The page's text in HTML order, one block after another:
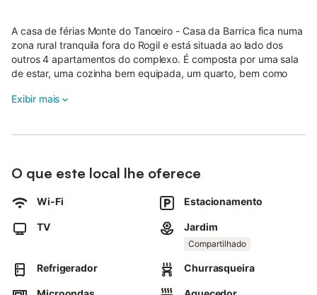
A casa de férias Monte do Tanoeiro - Casa da Barrica fica numa
zona rural tranquila fora do Rogil e está situada ao lado dos
outros 4 apartamentos do complexo. É composta por uma sala
de estar, uma cozinha bem equipada, um quarto, bem como
crianças pequenas adicionais podem ser alojadas no sofá-cama
Esta propriedade apresenta um jardim partilhado com mobiliário
para sentar.
Há também uma área de jogos para crianças.
Apesar da localização pacífica da casa, todos os elementos
essenciais estão apenas a uma curta distância de carro.
como o supermercado mais próximo (2 km). A deslumbrante
praia do Vale dos Homens fica a 8 minutos de carro (4,7 km). O
Exibir mais
O que este local lhe oferece
Wi-Fi Estacionamento
TV Jardim
Compartilhado
Refrigerador Churrasqueira